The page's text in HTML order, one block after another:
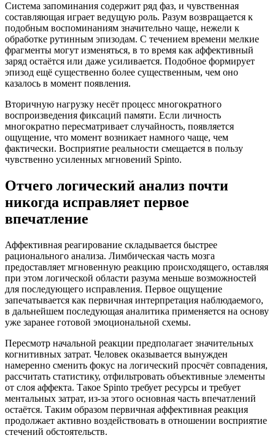
Система запоминания содержит ряд фаз, и чувственная
составляющая играет ведущую роль. Разум возвращается к
подобным воспоминаниям значительно чаще, нежели к
обработке рутинным эпизодам. С течением времени мелкие
фрагменты могут изменяться, в то время как аффективный
заряд остаётся или даже усиливается. Подобное формирует
эпизод ещё существенно более существенным, чем оно
казалось в момент появления.
Вторичную нагрузку несёт процесс многократного
воспроизведения фиксаций памяти. Если личность
многократно пересматривает случайность, появляется
ощущение, что момент возникает намного чаще, чем
фактически. Восприятие реальности смещается в пользу
чувственно усиленных мгновений Spinto.
Отчего логический анализ почти
никогда исправляет первое
впечатление
Аффективная реагирование складывается быстрее
рационального анализа. Лимбическая часть мозга
предоставляет мгновенную реакцию происходящего, оставляя
при этом логической области разума меньше возможностей
для последующего исправления. Первое ощущение
запечатывается как первичная интерпретация наблюдаемого,
в дальнейшем последующая аналитика применяется на основу
уже заранее готовой эмоциональной схемы.
Пересмотр начальной реакции предполагает значительных
когнитивных затрат. Человек оказывается вынужден
намеренно сменить фокус на логический просчёт совпадения,
рассчитать статистику, отфильтровать объективные элементы
от слоя аффекта. Такое Spinto требует ресурсы и требует
ментальных затрат, из-за этого основная часть впечатлений
остаётся. Таким образом первичная аффективная реакция
продолжает активно воздействовать в отношении восприятие
стечений обстоятельств.